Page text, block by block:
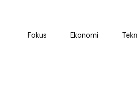
Fokus Ekonomi